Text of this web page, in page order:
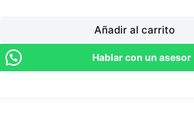
Añadir al carrito
Hablar con un asesor